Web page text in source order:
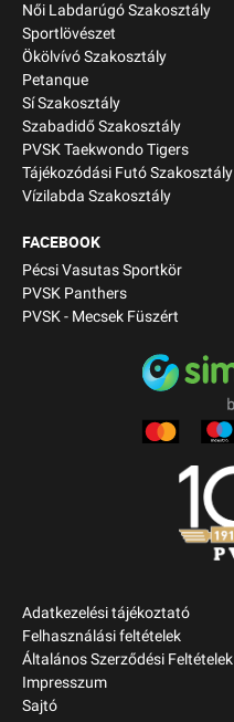
Női Labdarúgó Szakosztály
Sportlövészet
Ökölvívó Szakosztály
Petanque
Sí Szakosztály
Szabadidő Szakosztály
PVSK Taekwondo Tigers
Tájékozódási Futó Szakosztály
Vízilabda Szakosztály
FACEBOOK
Pécsi Vasutas Sportkör
PVSK Panthers
PVSK - Mecsek Füszért
Adatkezelési tájékoztató
Felhasználási feltételek
Általános Szerződési Feltételek
Impresszum
Sajtó